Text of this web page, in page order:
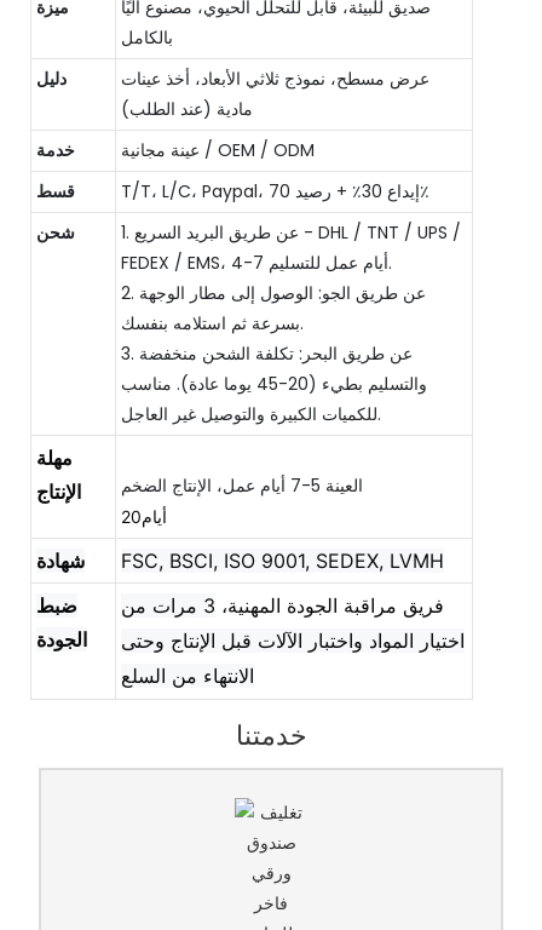
ميزة
صديق للبيئة، قابل للتحلل الحيوي، مصنوع آليًا
بالكامل
دليل
عرض مسطح، نموذج ثلاثي الأبعاد، أخذ عينات
مادية (عند الطلب)
خدمة
عينة مجانية / OEM / ODM
قسط
T/T، L/C، Paypal، إيداع 30٪ + رصيد 70٪
شحن
1. عن طريق البريد السريع - DHL / TNT / UPS /
FEDEX / EMS، 4-7 أيام عمل للتسليم.
2. عن طريق الجو: الوصول إلى مطار الوجهة
بسرعة ثم استلامه بنفسك.
3. عن طريق البحر: تكلفة الشحن منخفضة
والتسليم بطيء (20-45 يوما عادة). مناسب
للكميات الكبيرة والتوصيل غير العاجل.
مهلة
الإنتاج
أيام20
شهادة
FSC, BSCI, ISO 9001, SEDEX, LVMH
ضبط
الجودة
فريق مراقبة الجودة المهنية،
3 مرات من
اختيار المواد واختبار الآلات قبل الإنتاج وحتى
الانتهاء من السلع
خدمتنا